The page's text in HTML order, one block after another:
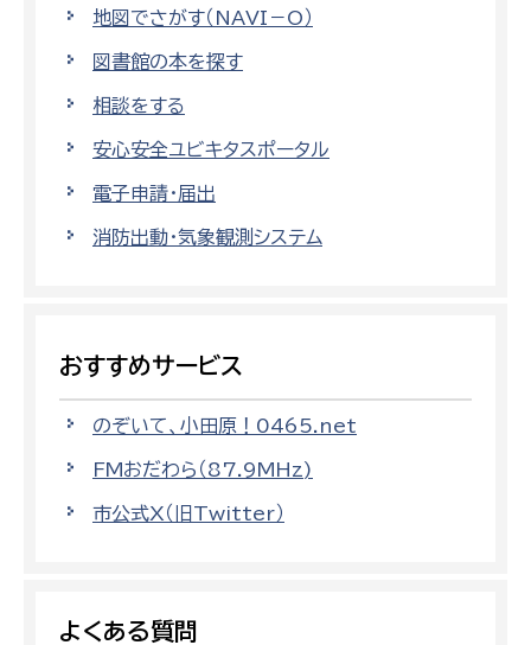
地図でさがす（NAVI－O）
図書館の本を探す
相談をする
安心安全ユビキタスポータル
電子申請・届出
消防出動・気象観測システム
おすすめサービス
のぞいて、小田原！0465.net
FMおだわら（87.9MHz)
市公式X（旧Twitter）
よくある質問